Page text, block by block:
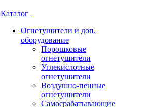
Каталог
Огнетушители и доп.
оборудование
Порошковые
огнетушители
Углекислотные
огнетушители
Воздушно-пенные
огнетушители
Самосрабатывающие